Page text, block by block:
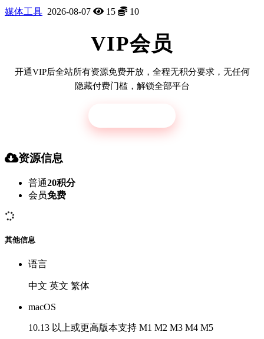
媒体工具 2026-08-07 15 10
VIP会员
开通VIP后全站所有资源免费开放，全程无积分要求，无任何
隐藏付费门槛，解锁全部平台
资源信息
普通20积分
会员免费
其他信息
语言
中文 英文 繁体
macOS
10.13 以上或更高版本支持 M1 M2 M3 M4 M5